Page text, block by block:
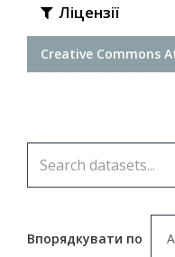
Ліцензії
Creative Commons
Впорядкувати по